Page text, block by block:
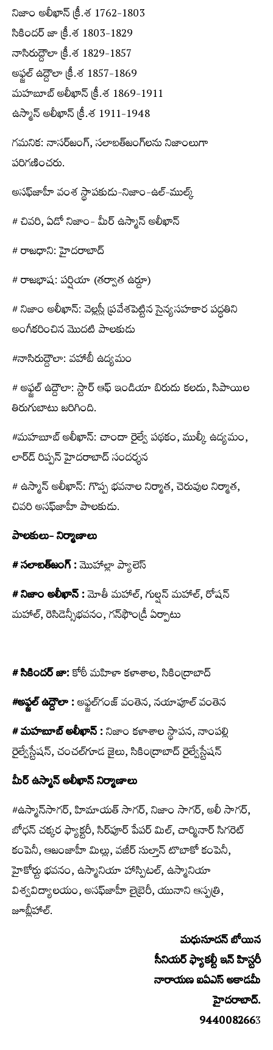
నిజాం అలీఖాన్‌ క్రీ.శ 1762-1803
సికిందర్‌ జా క్రీ.శ 1803-1829
నాసిరుద్దౌలా క్రీ.శ 1829-1857
అఫ్జల్‌ ఉద్దౌలా క్రీ.శ 1857-1869
మహబూబ్‌ అలీఖాన్‌ క్రీ.శ 1869-1911
ఉస్మాన్‌ అలీఖాన్‌ క్రీ.శ 1911-1948
గమనిక: నాసర్‌జంగ్‌, సలాబత్‌జంగ్‌లను నిజాంలుగా
పరిగణించరు.
అసఫ్‌జాహీ వంశ స్థాపకుడు-నిజాం-ఉల్‌-ముల్క్
# చివరి, ఏడో నిజాం- మీర్‌ ఉస్మాన్‌ అలీఖాన్‌
# రాజధాని: హైదరాబాద్‌
# రాజభాష: పర్షియా (తర్వాత ఉర్దూ)
# నిజాం అలీఖాన్‌: వెల్లస్లీ ప్రవేశపెట్టిన సైన్యసహకార పద్ధతిని
అంగీకరించిన మొదటి పాలకుడు
#నాసిరుద్దౌలా: వహాబీ ఉద్యమం
# అఫ్జల్‌ ఉద్దౌలా: స్టార్‌ ఆఫ్‌ ఇండియా బిరుదు కలదు, సిపాయిల
తిరుగుబాటు జరిగింది.
#మహబూబ్‌ అలీఖాన్‌: చాందా రైల్వే పథకం, ముల్కీ ఉద్యమం,
లార్డ్‍ రిప్పన్‌ హైదరాబాద్‌ సందర్శన
# ఉస్మాన్‌ అలీఖాన్‌: గొప్ప భవనాల నిర్మాత, చెరువుల నిర్మాత,
చివరి అసఫ్‌జాహీ పాలకుడు.
పాలకులు- నిర్మాణాలు
# సలాబత్‌జంగ్‌ :మొహాల్లా ప్యాలెస్
# నిజాం అలీఖాన్‌ :మోతీ మహాల్‌, గుల్షన్‌ మహాల్‌, రోషన్‌
మహాల్‌, రెసిడెన్సీభవనం, గన్‌ఫౌండ్రీ ఏర్పాటు
# సికిందర్‌ జా:కోఠీ మహిళా కళాశాల, సికింద్రాబాద్‌
#అఫ్జల్‌ ఉద్దౌలా :అఫ్జల్‌గంజ్‌ వంతెన, నయాపూల్‌ వంతెన
# మహబూబ్‌ అలీఖాన్‌ :నిజాం కళాశాల స్థాపన, నాంపల్లి
రైల్వేస్టేషన్‌, చంచల్‌గూడ జైలు, సికింద్రాబాద్‌ రైల్వేస్టేషన్‌
మీర్‌ ఉస్మాన్‌ అలీఖాన్‌ నిర్మాణాలు
#ఉస్మాన్‌సాగర్‌, హిమాయత్‌ సాగర్‌, నిజాం సాగర్‌, అలీ సాగర్‌,
బోధన్‌ చక్కర ఫ్యాక్టరీ, సిర్‌పూర్‌ పేపర్‌ మిల్‌, చార్మినార్‌ సిగరెట్‌
కంపెనీ, ఆజంజాహీ మిల్లు, వజీర్‌ సుల్తాన్‌ టొబాకో కంపెనీ,
హైకోర్టు భవనం, ఉస్మానియా హాస్పిటల్‌, ఉస్మానియా
విశ్వవిద్యాలయం, అసఫ్‌జాహీ లైబ్రెరీ, యునాని ఆస్పత్రి,
జూబ్లీహాల్‌.
మధుసూదన్‌ బోయిన
సీనియర్‌ ఫ్యాకల్టీ ఇన్‌ హిస్టరీ
నారాయణ ఐఏఎస్ అకాడమీ
హైదరాబాద్‌.
9440082663